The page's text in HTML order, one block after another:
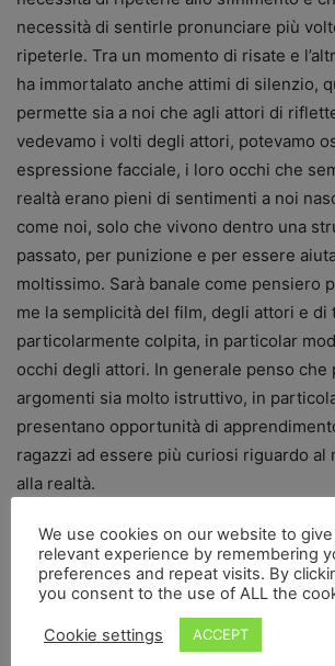
necessità di sentirle pronunciare più
ripeterle. Tra un momento di risate e
ha immortalato anche attimi di silenzio,
permette sia a noi che agli attori di
vedevamo i volti degli attori, potevamo
espressione facciale, i loro occhi che
realtà erano pieni di sentimenti a noi
come noi, solo che vivono dentro una
passato, per punizione e per essere
moltissimo. Sarà banale come pensiero
me la semplicità del film, degli attori e di
particolarmente colpita, in particolar
occhi degli attori. In generale penso che
argomenti sia molto istruttivo, in
presentano opportunità di
ragazzi ad essere più curiosi riguardo al
alla realtà.
Altina Jusufi
Per noi giovani, penso che relazionarci
We use cookies on our website to
relevant experience by remembering
preferences and repeat visits. By
you consent to the use of ALL the
Cookie settings ACCEPT